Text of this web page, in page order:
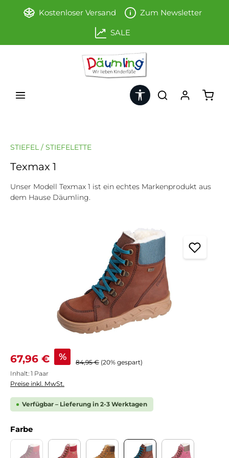
Zum Hauptinhalt springen
Kostenloser Versand Zum Newsletter
SALE
Werkzeugleiste anzeigen
STIEFEL / STIEFELETTE
Texmax 1
Unser Modell Texmax 1 ist ein echtes Markenprodukt aus
dem Hause Däumling.
Verkaufspreis:
67,96 € % Regulärer Preis:
84,95 € (20% gespart)
Inhalt: 1 Paar
Preise inkl. MwSt.
Verfügbar – Lieferung in 2-3 Werktagen
Farbeauswählen